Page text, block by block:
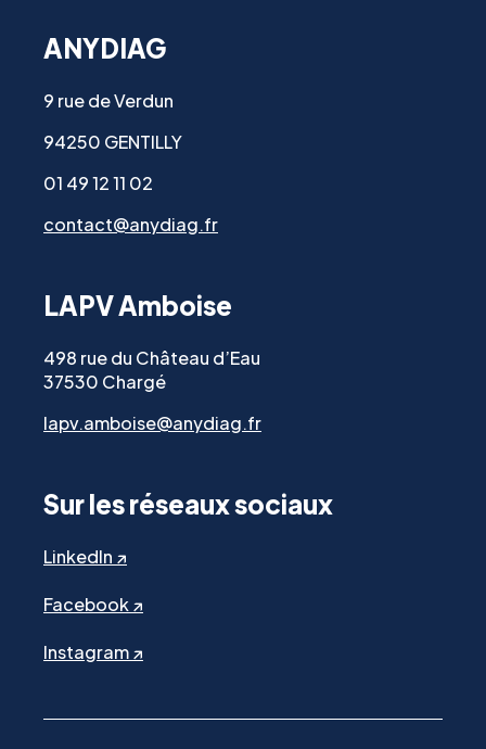
ANYDIAG
9 rue de Verdun
94250 GENTILLY
01 49 12 11 02
contact@anydiag.fr
LAPV Amboise
498 rue du Château d’Eau
37530 Chargé
lapv.amboise@anydiag.fr
Sur les réseaux sociaux
LinkedIn ↗
Facebook ↗
Instagram ↗